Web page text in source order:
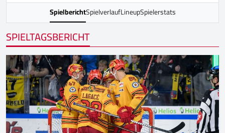
SpielberichtSpielverlaufLineupSpielerstats
SPIELTAGSBERICHT